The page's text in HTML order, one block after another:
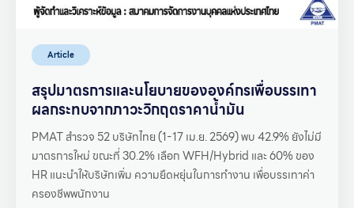
Article
สรุปมาตรการและนโยบายขององค์กรเพื่อบรรเทา
ผลกระทบจากภาวะวิกฤตราคาน้ำมัน
PMAT สำรวจ 52 บริษัทไทย (1-17 เม.ย. 2569) พบ 42.9% ยังไม่มี
มาตรการใหม่ ขณะที่ 30.2% เลือก WFH/Hybrid และ 60% ของ
HR แนะนำให้บริษัทเพิ่ม ความยืดหยุ่นในการทำงาน เพื่อบรรเทาค่า
ครองชีพพนักงาน